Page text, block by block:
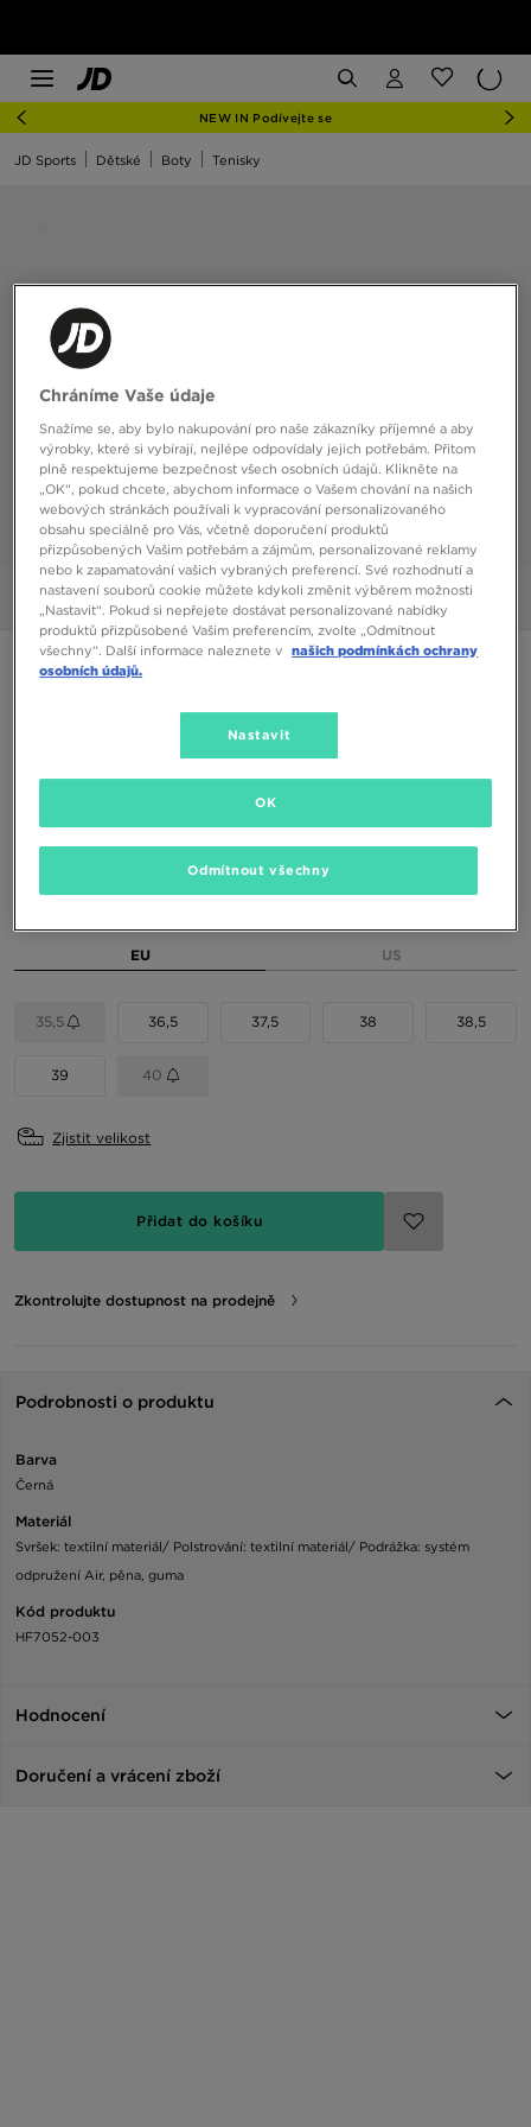
NEW IN Podívejte se
JD Sports Dětské Boty Tenisky
Obrázky 360°
NIKE AIR MAX PHOENIX BG
(Nejnižší cena za posledních 30 dní)
2890 Kč -38% (Původní cena)
EU US
35,5 36,5 37,5 38 38,5
39 40
Zjistit velikost
Přidat do košíku
Zkontrolujte dostupnost na prodejně
Podrobnosti o produktu
Barva
Černá
Materiál
Svršek: textilní materiál/ Polstrování: textilní materiál/ Podrážka: systém
odpružení Air, pěna, guma
Kód produktu
HF7052-003
Hodnocení
Doručení a vrácení zboží
Chráníme Vaše údaje
Snažíme se, aby bylo nakupování pro naše zákazníky příjemné a aby
výrobky, které si vybírají, nejlépe odpovídaly jejich potřebám. Přitom
plně respektujeme bezpečnost všech osobních údajů. Klikněte na
„OK“, pokud chcete, abychom informace o Vašem chování na našich
webových stránkách používali k vypracování personalizovaného
obsahu speciálně pro Vás, včetně doporučení produktů
přizpůsobených Vašim potřebám a zájmům, personalizované reklamy
nebo k zapamatování vašich vybraných preferencí. Své rozhodnutí a
nastavení souborů cookie můžete kdykoli změnit výběrem možnosti
„Nastavit“. Pokud si nepřejete dostávat personalizované nabídky
produktů přizpůsobené Vašim preferencím, zvolte „Odmítnout
všechny“. Další informace naleznete v našich podmínkách ochrany
osobních údajů.
Nastavit
Odmítnout všechny
OK